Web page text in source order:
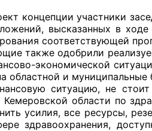
органах
независимой оценки
концепции участники
высказанных в
соответствующей
также одобрили
экономической
областной и
ситуацию, не стоит
области по
усилия, все ресурсы,
здравоохранения,